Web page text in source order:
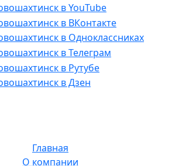
Главная
О компании